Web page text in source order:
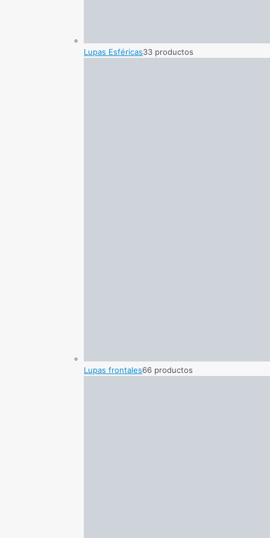
Lupas Esféricas33 productos
Lupas frontales66 productos